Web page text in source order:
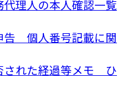
理人の本人確認一覧
告 個人番号記載に関
された経過等メモ ひ